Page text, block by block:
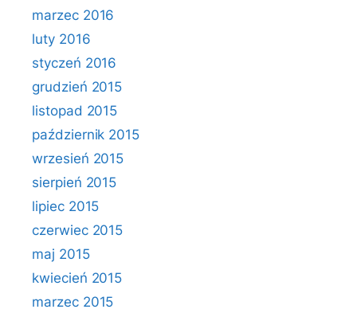
marzec 2016
luty 2016
styczeń 2016
grudzień 2015
listopad 2015
październik 2015
wrzesień 2015
sierpień 2015
lipiec 2015
czerwiec 2015
maj 2015
kwiecień 2015
marzec 2015